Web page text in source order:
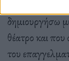
δημιουργήσω
θέατρο και που
του